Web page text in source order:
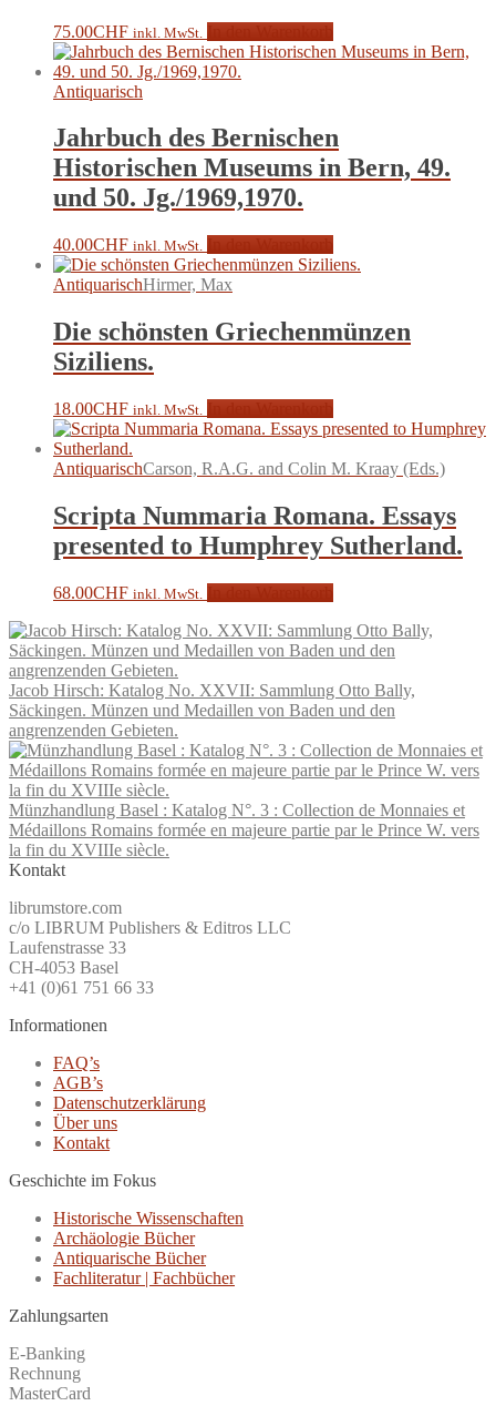
75.00CHF inkl. MwSt.
Antiquarisch
Jahrbuch des Bernischen
Historischen Museums in Bern, 49.
und 50. Jg./1969,1970.
40.00CHF inkl. MwSt.
AntiquarischHirmer, Max
Die schönsten Griechenmünzen
Siziliens.
18.00CHF inkl. MwSt.
AntiquarischCarson, R.A.G. and Colin M. Kraay (Eds.)
Scripta Nummaria Romana. Essays
presented to Humphrey Sutherland.
68.00CHF inkl. MwSt.
Jacob Hirsch: Katalog No. XXVII: Sammlung Otto Bally,
Säckingen. Münzen und Medaillen von Baden und den
angrenzenden Gebieten.
Münzhandlung Basel : Katalog N°. 3 : Collection de Monnaies et
Médaillons Romains formée en majeure partie par le Prince W. vers
la fin du XVIIIe siècle.
Kontakt
librumstore.com
c/o LIBRUM Publishers & Editros LLC
Laufenstrasse 33
CH-4053 Basel
+41 (0)61 751 66 33
Informationen
FAQ’s
AGB’s
Datenschutzerklärung
Über uns
Kontakt
Geschichte im Fokus
Historische Wissenschaften
Archäologie Bücher
Antiquarische Bücher
Fachliteratur | Fachbücher
Zahlungsarten
E-Banking
Rechnung
MasterCard